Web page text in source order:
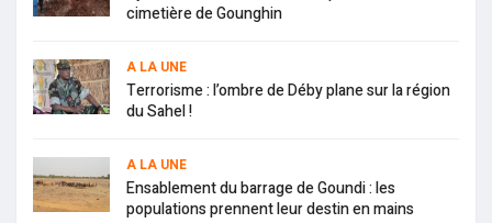
cimetière de Gounghin
A LA UNE
Terrorisme : l’ombre de Déby plane sur la région
du Sahel !
A LA UNE
Ensablement du barrage de Goundi : les
populations prennent leur destin en mains